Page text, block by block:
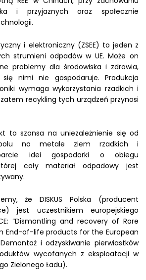
i przyjaznych oraz społecznie
i elektroniczny (ZSEE) to jeden z
strumieni odpadów w UE. Może on
problemy dla środowiska i zdrowia,
się nimi nie gospodaruje. Produkcja
wymaga wykorzystania rzadkich i
recykling tych urządzeń przynosi
to szansa na uniezależnienie się od
na metale ziem rzadkich i
idei gospodarki o obiegu
cały materiał odpadowy jest
że DISKUS Polska (producent
jest uczestnikiem europejskiego
“Dismantling and recovery of Rare
End-of-life products for the European
i odzyskiwanie pierwiastków
wycofanych z eksploatacji w
Zielonego Ładu).